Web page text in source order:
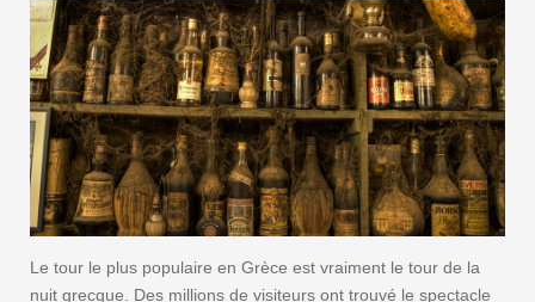
Le tour le plus populaire en Grèce est vraiment le tour de la
nuit grecque. Des millions de visiteurs ont trouvé le spectacle